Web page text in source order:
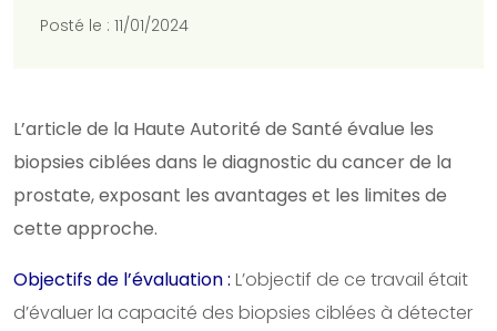
Posté le : 11/01/2024
L’article de la Haute Autorité de Santé évalue les
biopsies ciblées dans le diagnostic du cancer de la
prostate, exposant les avantages et les limites de
cette approche.​
Objectifs de l’évaluation : L’objectif de ce travail était
d’évaluer la capacité des biopsies ciblées à détecter